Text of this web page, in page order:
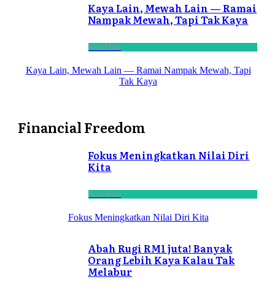
Kaya Lain, Mewah Lain — Ramai
Nampak Mewah, Tapi Tak Kaya
Read More
Kaya Lain, Mewah Lain — Ramai Nampak Mewah, Tapi
Tak Kaya
Financial Freedom
Fokus Meningkatkan Nilai Diri
Kita
Read More
Fokus Meningkatkan Nilai Diri Kita
Abah Rugi RM1 juta! Banyak
Orang Lebih Kaya Kalau Tak
Melabur